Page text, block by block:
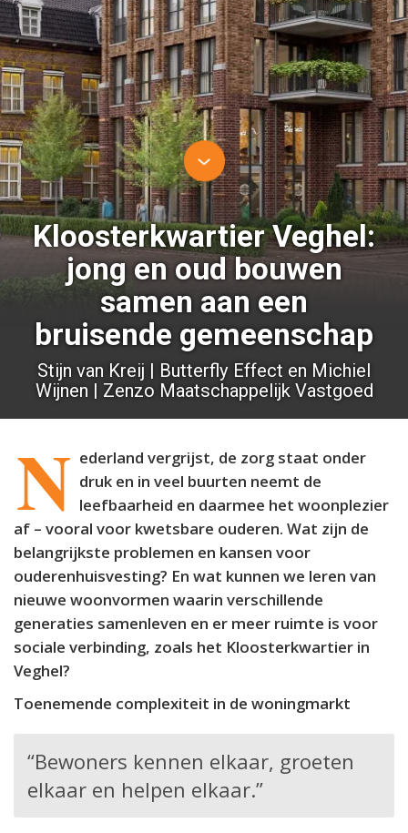
Kloosterkwartier Veghel:
jong en oud bouwen
samen aan een
bruisende gemeenschap
Stijn van Kreij | Butterfly Effect en Michiel
Wijnen | Zenzo Maatschappelijk Vastgoed
N ederland vergrijst, de zorg staat onder
druk en in veel buurten neemt de
leefbaarheid en daarmee het woonplezier
af – vooral voor kwetsbare ouderen. Wat zijn de
belangrijkste problemen en kansen voor
ouderenhuisvesting? En wat kunnen we leren van
nieuwe woonvormen waarin verschillende
generaties samenleven en er meer ruimte is voor
sociale verbinding, zoals het Kloosterkwartier in
Veghel?
Toenemende complexiteit in de woningmarkt
“Bewoners kennen elkaar, groeten
elkaar en helpen elkaar.”